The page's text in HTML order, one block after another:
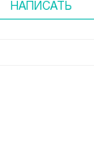
НАПИСАТЬ